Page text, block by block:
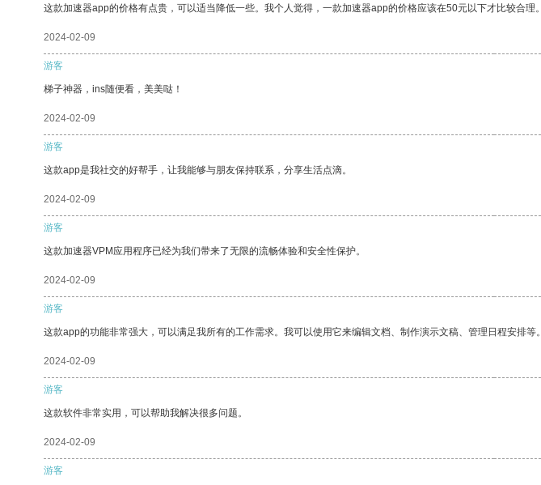
这款加速器app的价格有点贵，可以适当降低一些。我个人觉得，一款加速器app的价格应该在50元以下才比较合理。
2024-02-09
游客
梯子神器，ins随便看，美美哒！
2024-02-09
游客
这款app是我社交的好帮手，让我能够与朋友保持联系，分享生活点滴。
2024-02-09
游客
这款加速器VPM应用程序已经为我们带来了无限的流畅体验和安全性保护。
2024-02-09
游客
这款app的功能非常强大，可以满足我所有的工作需求。我可以使用它来编辑文档、制作演示文稿、管理日程安排等。
2024-02-09
游客
这款软件非常实用，可以帮助我解决很多问题。
2024-02-09
游客